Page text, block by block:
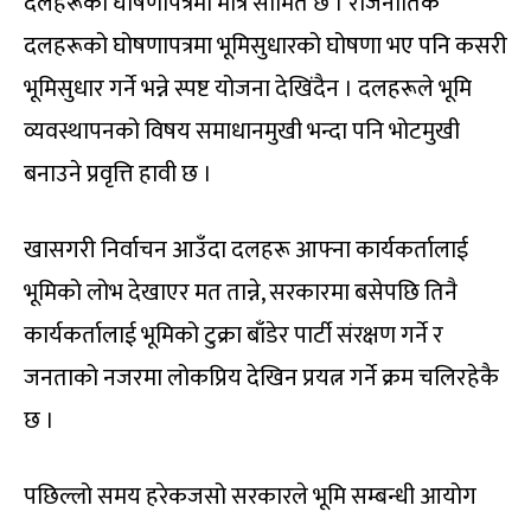
दलहरूको घोषणापत्रमा भूमिसुधारको घोषणा भए पनि कसरी
भूमिसुधार गर्ने भन्ने स्पष्ट योजना देखिंदैन । दलहरूले भूमि
व्यवस्थापनको विषय समाधानमुखी भन्दा पनि भोटमुखी
बनाउने प्रवृत्ति हावी छ ।
खासगरी निर्वाचन आउँदा दलहरू आफ्ना कार्यकर्तालाई
भूमिको लोभ देखाएर मत तान्ने, सरकारमा बसेपछि तिनै
कार्यकर्तालाई भूमिको टुक्रा बाँडेर पार्टी संरक्षण गर्ने र
जनताको नजरमा लोकप्रिय देखिन प्रयत्न गर्ने क्रम चलिरहेकै
छ ।
पछिल्लो समय हरेकजसो सरकारले भूमि सम्बन्धी आयोग